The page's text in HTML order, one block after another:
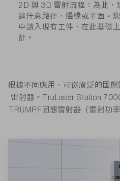
2D 與 3D 雷射流程：為此，
建任意路徑、邊緣或平面。
中讀入現有工件，在此基礎
計。
根據不同應用，可從廣泛的固
雷射器。TruLaser Station
TRUMPF固態雷射器（雷射功